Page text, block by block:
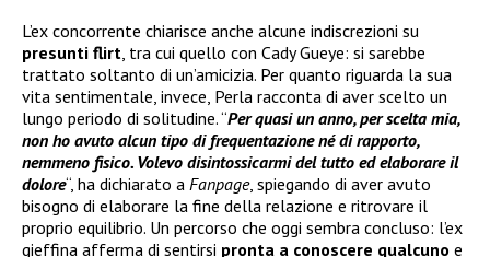
L’ex concorrente chiarisce anche alcune indiscrezioni su
presunti flirt, tra cui quello con Cady Gueye: si sarebbe
trattato soltanto di un’amicizia. Per quanto riguarda la sua
vita sentimentale, invece, Perla racconta di aver scelto un
lungo periodo di solitudine. “Per quasi un anno, per scelta mia,
non ho avuto alcun tipo di frequentazione né di rapporto,
nemmeno fisico. Volevo disintossicarmi del tutto ed elaborare il
dolore“, ha dichiarato a Fanpage, spiegando di aver avuto
bisogno di elaborare la fine della relazione e ritrovare il
proprio equilibrio. Un percorso che oggi sembra concluso: l’ex
gieffina afferma di sentirsi pronta a conoscere qualcuno e